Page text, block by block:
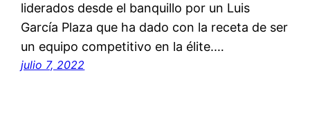
liderados desde el banquillo por un Luis
García Plaza que ha dado con la receta de ser
un equipo competitivo en la élite.…
julio 7, 2022